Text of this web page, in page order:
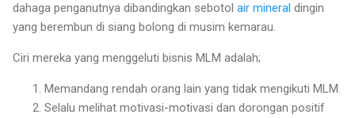
dahaga penganutnya dibandingkan sebotol air mineral dingin
yang berembun di siang bolong di musim kemarau.
Ciri mereka yang menggeluti bisnis MLM adalah;
Memandang rendah orang lain yang tidak mengikuti MLM.
Selalu melihat motivasi-motivasi dan dorongan positif